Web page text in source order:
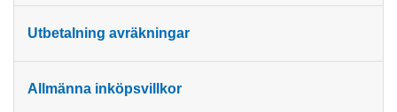
Utbetalning avräkningar
Allmänna inköpsvillkor